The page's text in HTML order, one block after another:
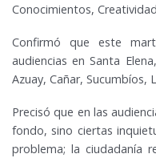
Conocimientos,
Confirmó que este
audiencias en Santa
Azuay, Cañar, Sucumbíos,
Precisó que en las
fondo, sino ciertas
problema; la ciudadanía